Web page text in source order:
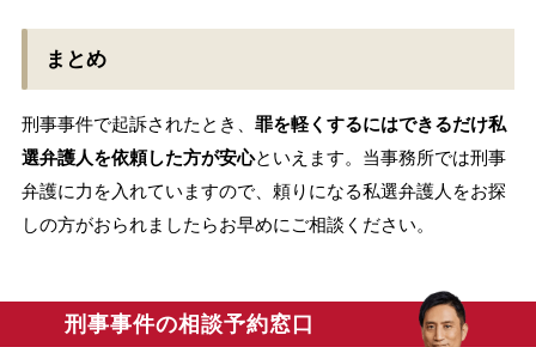
まとめ
刑事事件で起訴されたとき、 罪を軽くするにはできるだけ私
選弁護人を依頼した方が安心といえます。当事務所では刑事
弁護に力を入れていますので、頼りになる私選弁護人をお探
しの方がおられましたらお早めにご相談ください。
刑事事件の相談予約窓口